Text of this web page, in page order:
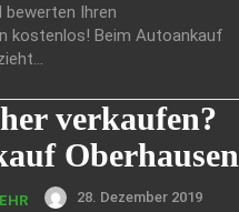
bewerten Ihren
kostenlos! Beim Autoankauf
verkaufen?
Oberhausen
28. Dezember 2019